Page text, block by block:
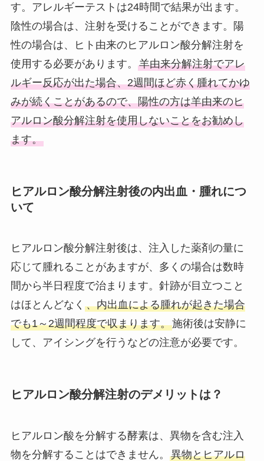
す。アレルギーテストは24時間で結果が出ます。
陰性の場合は、注射を受けることができます。陽
性の場合は、ヒト由来のヒアルロン酸分解注射を
使用する必要があります。 羊由来分解注射でアレ
ルギー反応が出た場合、2週間ほど赤く腫れてかゆ
みが続くことがあるので、陽性の方は羊由来のヒ
アルロン酸分解注射を使用しないことをお勧めし
ます。
ヒアルロン酸分解注射後の内出血・腫れにつ
いて
ヒアルロン酸分解注射後は、注入した薬剤の量に
応じて腫れることがあますが、多くの場合は数時
間から半日程度で治まります。針跡が目立つこと
はほとんどなく 、内出血による腫れが起きた場合
でも1～2週間程度で収まります。施術後は安静に
して、アイシングを行うなどの注意が必要です。
ヒアルロン酸分解注射のデメリットは？
ヒアルロン酸を分解する酵素は、異物を含む注入
物を分解することはできません。 異物とヒアルロ